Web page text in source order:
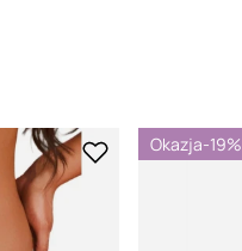
Okazja-19%